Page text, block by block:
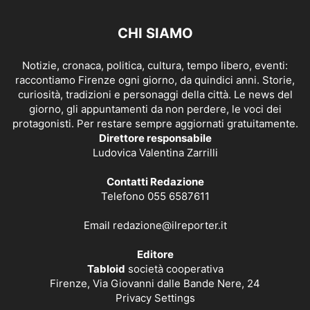
CHI SIAMO
Notizie, cronaca, politica, cultura, tempo libero, eventi:
raccontiamo Firenze ogni giorno, da quindici anni. Storie,
curiosità, tradizioni e personaggi della città. Le news del
giorno, gli appuntamenti da non perdere, le voci dei
protagonisti. Per restare sempre aggiornati gratuitamente.
Direttore responsabile
Ludovica Valentina Zarrilli
Contatti Redazione
Telefono 055 6587611
Email redazione@ilreporter.it
Editore
Tabloid società cooperativa
Firenze, Via Giovanni dalle Bande Nere, 24
Privacy Settings